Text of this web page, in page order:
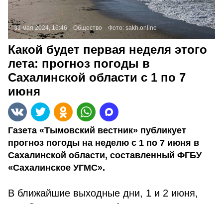
31 мая 2024, 16:46 Общество Фото: sakh.online
Какой будет первая неделя этого
лета: прогноз погоды в
Сахалинской области с 1 по 7
июня
Газета «Тымовский вестник» публикует
прогноз погоды на неделю с 1 по 7 июня в
Сахалинской области, составленный ФГБУ
«Сахалинское УГМС».
В ближайшие выходные дни, 1 и 2 июня,